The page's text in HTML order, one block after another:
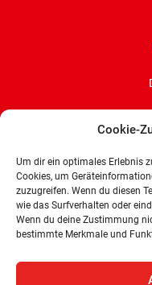
Cookie-
Um dir ein optimales Erlebnis
Cookies, um
zuzugreifen. Wenn du diesen
wie das Surfverhalten oder
Wenn du deine Zustimmung
bestimmte Merkmale und
SPD-